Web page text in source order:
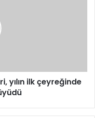
yılın ilk çeyreğinde